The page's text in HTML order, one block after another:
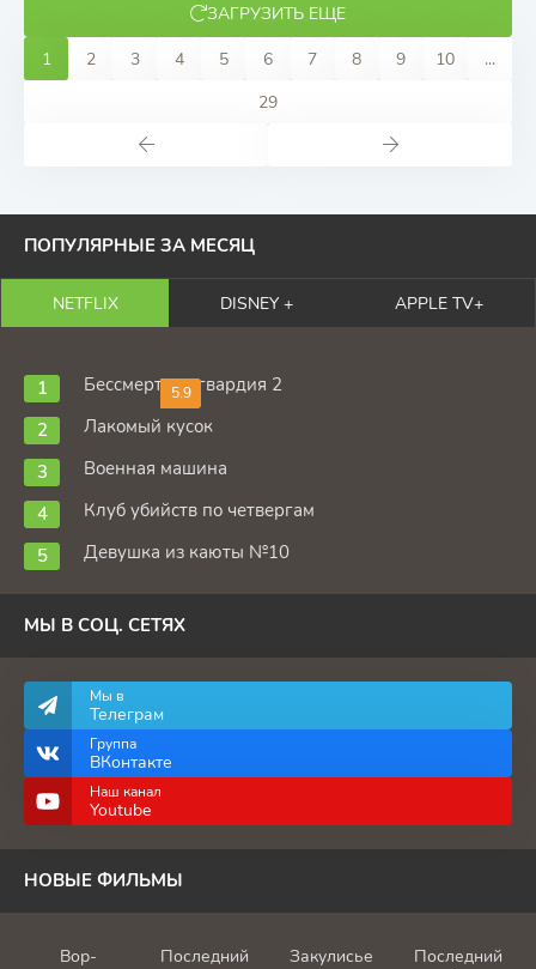
ЗАГРУЗИТЬ ЕЩЕ
1
2 3 4 5 6 7 8 9 10
...
29
ПОПУЛЯРНЫЕ ЗА МЕСЯЦ
NETFLIX DISNEY + APPLE TV+
5.9
Бессмертная гвардия 2
Лакомый кусок
Военная машина
Клуб убийств по четвергам
Девушка из каюты №10
МЫ В СОЦ. СЕТЯХ
Мы в
Телеграм
Группа
ВКонтакте
Наш канал
Youtube
НОВЫЕ ФИЛЬМЫ
Вор-
Последний
Закулисье
Последний